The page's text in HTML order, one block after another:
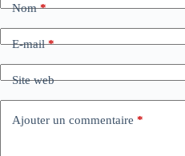
Nom*
E-mail*
Site web
Ajouter un commentaire *